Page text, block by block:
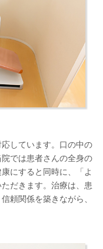
しています。口の中の
では患者さんの全身の
にすると同時に、「よ
だきます。治療は、患
頼関係を築きながら、